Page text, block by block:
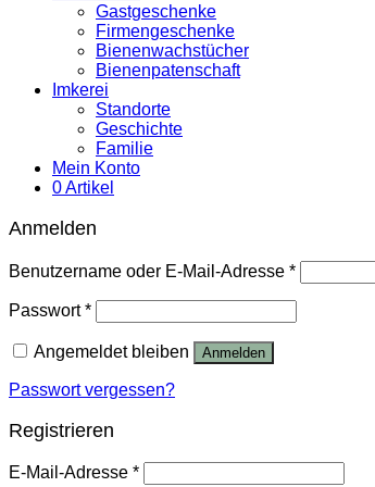
Gastgeschenke
Firmengeschenke
Bienenwachstücher
Bienenpatenschaft
Imkerei
Standorte
Geschichte
Familie
Mein Konto
0 Artikel
Anmelden
Benutzername oder E-Mail-Adresse *
Passwort*
Angemeldet bleiben Anmelden
Passwort vergessen?
Registrieren
E-Mail-Adresse *